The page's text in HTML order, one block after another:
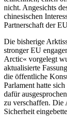
nicht. Angesichts
chinesischen
Partnerschaft der
Die bisherige
stronger EU
Arctic« vorgelegt
aktualisierte
die öffentliche
Parlament hatte
dafür
zu ver­schaffen. Die
Sicherheit